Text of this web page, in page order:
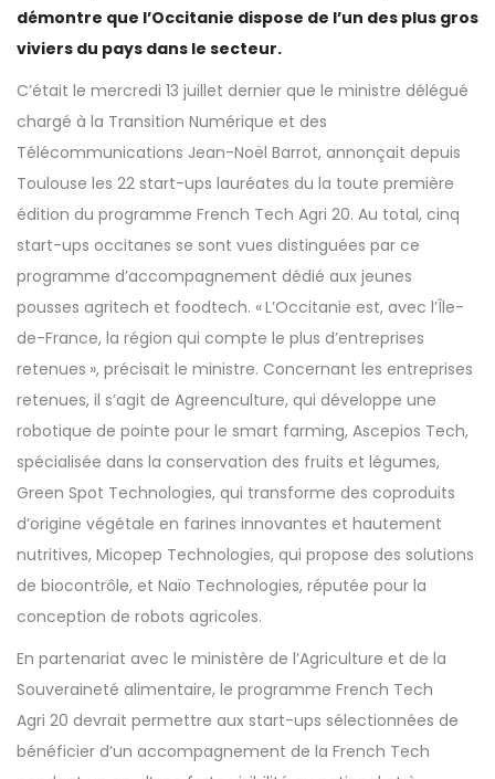
démontre que l’Occitanie dispose de l’un des plus gros
viviers du pays dans le secteur.
C’était le mercredi 13 juillet dernier que le ministre délégué
chargé à la Transition Numérique et des
Télécommunications Jean-Noël Barrot, annonçait depuis
Toulouse les 22 start-ups lauréates du la toute première
édition du programme French Tech Agri 20. Au total, cinq
start-ups occitanes se sont vues distinguées par ce
programme d’accompagnement dédié aux jeunes
pousses agritech et foodtech. « L’Occitanie est, avec l’Île-
de-France, la région qui compte le plus d’entreprises
retenues », précisait le ministre. Concernant les entreprises
retenues, il s’agit de Agreenculture, qui développe une
robotique de pointe pour le smart farming, Ascepios Tech,
spécialisée dans la conservation des fruits et légumes,
Green Spot Technologies, qui transforme des coproduits
d’origine végétale en farines innovantes et hautement
nutritives, Micopep Technologies, qui propose des solutions
de biocontrôle, et Naïo Technologies, réputée pour la
conception de robots agricoles.
En partenariat avec le ministère de l’Agriculture et de la
Souveraineté alimentaire, le programme French Tech
Agri 20 devrait permettre aux start-ups sélectionnées de
bénéficier d’un accompagnement de la French Tech